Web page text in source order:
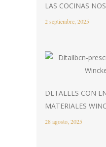
LAS COCINAS
2 septiembre, 2025
DETALLES CON
MATERIALES
28 agosto, 2025